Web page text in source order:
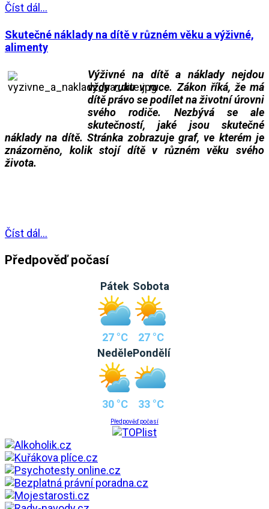
Číst dál...
Skutečné náklady na dítě v různém věku a výživné,
alimenty
Výživné na dítě a náklady nejdou
vždy ruku v ruce. Zákon říká, že má
dítě právo se podílet na životní úrovni
svého rodiče. Nezbývá se ale
skutečností, jaké jsou skutečné
náklady na dítě. Stránka zobrazuje graf, ve kterém je
znázorněno, kolik stojí dítě v různém věku svého
života.
Číst dál...
Předpověď počasí
Pátek
27 °C
Sobota
27 °C
Neděle
30 °C
Pondělí
33 °C
Předpověď počasí